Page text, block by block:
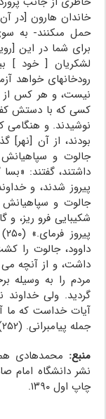
خاندان هارون [در
حمل مى‏کنند- به
لشکریان [ خود ]
رودخانه‏اى خواهد
نیست، و هر کس از
کسى که با دستش
نوشیدند. و هنگامى
بودند، از آن [نهر]
جالوت و
داشتند، گفتند:
جالوت و سپاهیانش
شکیبایى فرو ریز، و
داوود، جالوت را
داشت، و از آنچه
مردم را به وسیله
آیات خداست که ما
جمله پیامبرانى. (۲۵۲)
منبع: محمدهادی
نشر دانشگاه امام
چاپ اول ۱۳۹۰.